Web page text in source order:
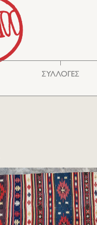
ΣΥΛΛΟΓΕΣ